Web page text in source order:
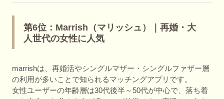
第6位：Marrish（マリッシュ）｜再婚・大
人世代の女性に人気
marrishは、再婚活やシングルマザー・シングルファザー層
の利用が多いことで知られるマッチングアプリです。
女性ユーザーの年齢層は30代後半～50代が中心で、落ち着